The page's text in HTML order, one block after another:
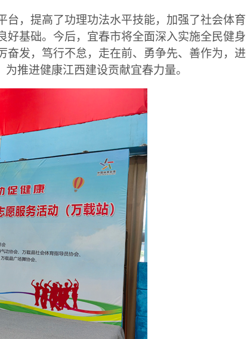
，提高了功理功法水平技能，加强了社会体育
基础。今后，宜春市将全面深入实施全民健身
奋发，笃行不怠，走在前、勇争先、善作为，进
推进健康江西建设贡献宜春力量。